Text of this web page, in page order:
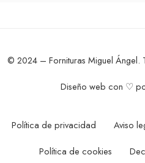
© 2024 – Fornituras Miguel Ángel.
Diseño web con ♡
Política de privacidad Aviso
Política de cookies